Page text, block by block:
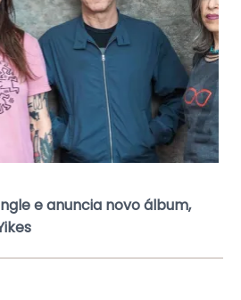
e anuncia novo álbum,